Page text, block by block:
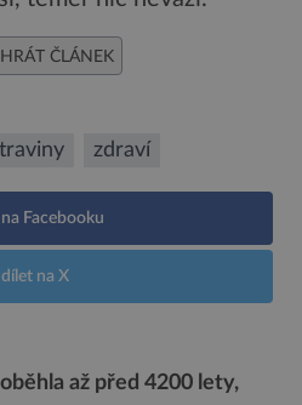
ČLÁNEK
zdraví
Facebooku
na X
až před 4200 lety,